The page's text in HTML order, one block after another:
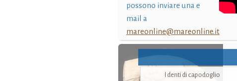
possono inviare una e
mail a
mareonline@mareonline.it
I denti di capodoglio